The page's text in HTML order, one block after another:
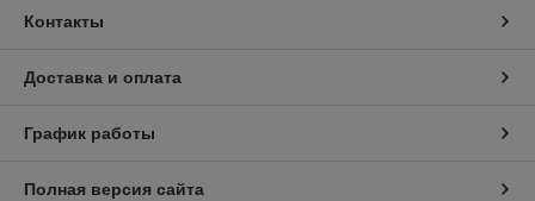
Контакты
Доставка и оплата
График работы
Полная версия сайта